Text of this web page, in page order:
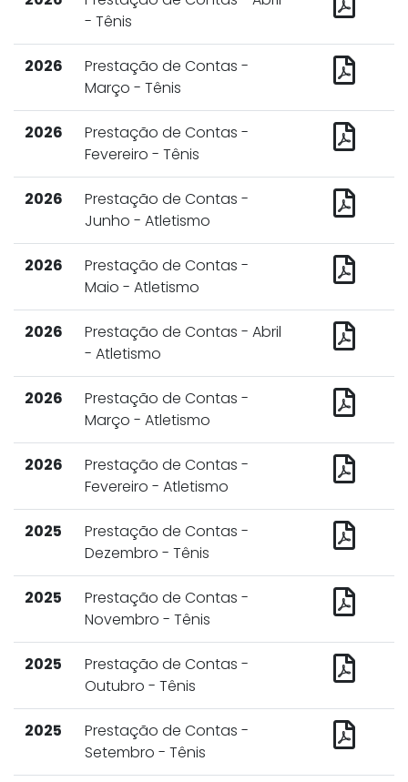
- Tênis
2026
Prestação de Contas -
Março - Tênis
2026
Prestação de Contas -
Fevereiro - Tênis
2026
Prestação de Contas -
Junho - Atletismo
2026
Prestação de Contas -
Maio - Atletismo
2026
Prestação de Contas - Abril
- Atletismo
2026
Prestação de Contas -
Março - Atletismo
2026
Prestação de Contas -
Fevereiro - Atletismo
2025
Prestação de Contas -
Dezembro - Tênis
2025
Prestação de Contas -
Novembro - Tênis
2025
Prestação de Contas -
Outubro - Tênis
2025
Prestação de Contas -
Setembro - Tênis